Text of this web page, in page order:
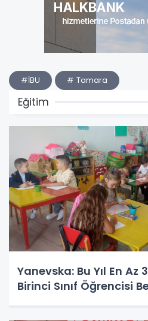
#İBU # Tamara
Eğitim
Yanevska: Bu Yıl En Az
Birinci Sınıf Öğrencisi